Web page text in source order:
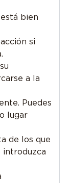
bien
si
a la
Puedes
lugar
de los que
introduzca